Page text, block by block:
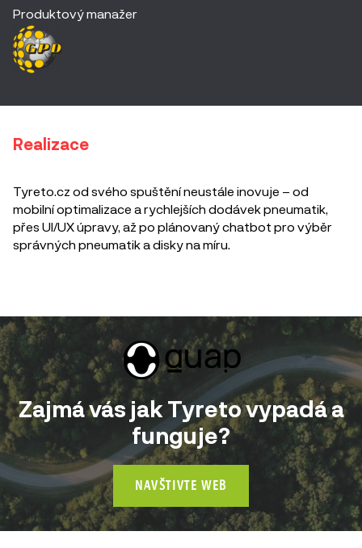
Produktový manažer
Realizace
Tyreto.cz od svého spuštění neustále inovuje – od
mobilní optimalizace a rychlejších dodávek pneumatik,
přes UI/UX úpravy, až po plánovaný chatbot pro výběr
správných pneumatik a disky na míru.
Zajmá vás jak Tyreto vypadá a
funguje?
NAVŠTIVTE WEB